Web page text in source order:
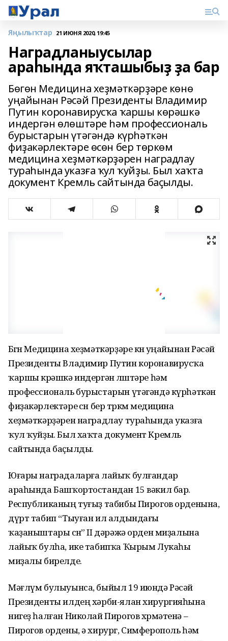
Яңылыҡтар 21 ИЮНЯ 2020, 19:45
Наградланыусылар
араһында яҡташыбыҙ ҙа бар
Бөгөн Медицина хеҙмәткәрҙәре көнө
уңайынан Рәсәй Президенты Владимир
Путин коронавирусҡа ҡаршы көрәшкә
индергән өлөштәре һәм профессиональ
бурыстарын үтәгәндә күрһәткән
фиҙакәрлектәре өсөн бер төркөм
медицина хеҙмәткәрҙәрен наградлау
тураһында указға ҡул ҡуйҙы. Был хаҡта
документ Кремль сайтында баҫылды.
Бөгөн Медицина хеҙмәткәрҙәре көнө уңайынан Рәсәй
Президенты Владимир Путин коронавирусҡа
ҡаршы көрәшкә индергән өлөштәре һәм
профессиональ бурыстарын үтәгәндә күрһәткән
фиҙакәрлектәре өсөн бер төркөм медицина
хеҙмәткәрҙәрен наградлау тураһында указға
ҡул ҡуйҙы. Был хаҡта документ Кремль
сайтында баҫылды.
Юғары наградаларға лайыҡ булғандар
араһында Башҡортостандан 15 вәкил бар.
Республиканың туғыҙ табибы Пирогов орденына,
дүрт табип “Тыуған ил алдындағы
ҡаҙаныштары өсөн” II дәрәжә орден миҙалына
лайыҡ булһа, ике табипҡа Ҡырым Лукаһы
миҙалы бирелде.
Мәғлүм булыуынса, быйыл 19 июндә Рәсәй
Президенты илдең хәрби-ялан хирургияһына
нигеҙ һалған Николай Пирогов хөрмәтенә –
Пирогов ордены, ә хирург, Симферополь һәм